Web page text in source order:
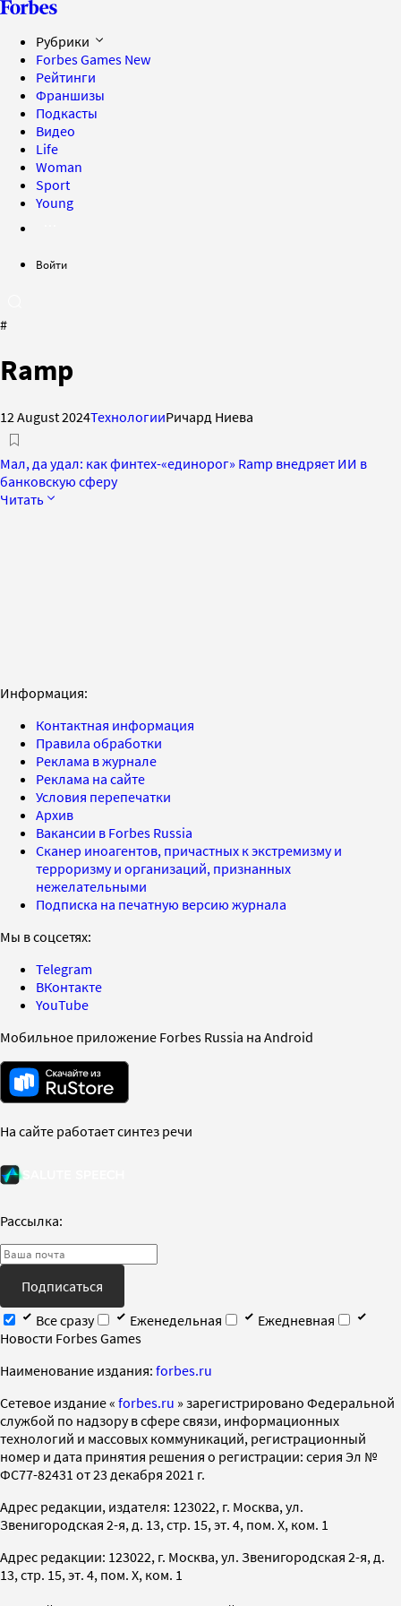
Рубрики
Forbes Games New
Рейтинги
Франшизы
Подкасты
Видео
Life
Woman
Sport
Young
Войти
#
Ramp
12 August 2024ТехнологииРичард Ниева
Мал, да удал: как финтех-«единорог» Ramp внедряет ИИ в
банковскую сферу
Читать
Информация:
Контактная информация
Правила обработки
Реклама в журнале
Реклама на сайте
Условия перепечатки
Архив
Вакансии в Forbes Russia
Сканер иноагентов, причастных к экстремизму и
терроризму и организаций, признанных
нежелательными
Подписка на печатную версию журнала
Мы в соцсетях:
Telegram
ВКонтакте
YouTube
Мобильное приложение Forbes Russia на Android
На сайте работает синтез речи
Рассылка:
Подписаться
Все сразу
Еженедельная
Ежедневная
Новости Forbes Games
Наименование издания: forbes.ru
Cетевое издание « forbes.ru » зарегистрировано Федеральной
службой по надзору в сфере связи, информационных
технологий и массовых коммуникаций, регистрационный
номер и дата принятия решения о регистрации: серия Эл №
ФС77-82431 от 23 декабря 2021 г.
Адрес редакции, издателя: 123022, г. Москва, ул.
Звенигородская 2-я, д. 13, стр. 15, эт. 4, пом. X, ком. 1
Адрес редакции: 123022, г. Москва, ул. Звенигородская 2-я, д.
13, стр. 15, эт. 4, пом. X, ком. 1